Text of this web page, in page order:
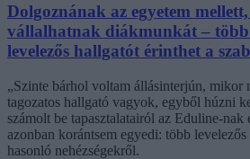
Dolgoznának az egyetem mellett,
vállalhatnak diákmunkát – több
levelezős hallgatót érinthet a
„Szinte bárhol voltam állásinterjún, mikor
tagozatos hallgató vagyok, egyből húzni
számolt be tapasztalatairól az Eduline-nak
azonban korántsem egyedi: több
hasonló nehézségekről.